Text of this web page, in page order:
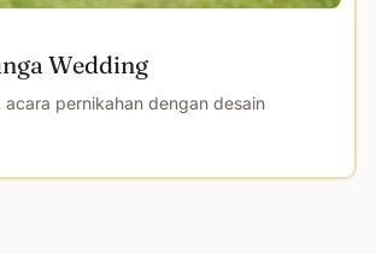
Wedding
acara pernikahan dengan desain